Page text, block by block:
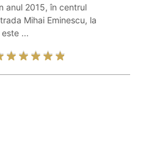
anul 2015, în centrul
Mihai Eminescu, la
este ...